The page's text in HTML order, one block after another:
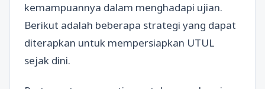
kemampuannya dalam menghadapi ujian.
Berikut adalah beberapa strategi yang dapat
diterapkan untuk mempersiapkan UTUL
sejak dini.